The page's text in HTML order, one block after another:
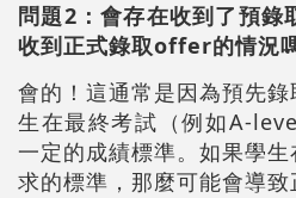
問題2： 會存在收到了預
收到正式錄取offer的情況
會的！這通常是因為預先
生在最終考試（例如A-
一定的成績標準。如果學
求的標準，那麼可能會導致